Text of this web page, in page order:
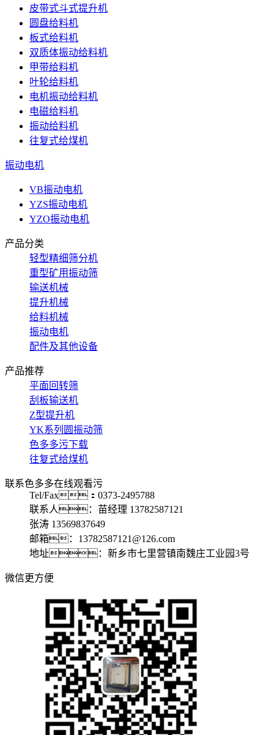
皮带式斗式提升机
圆盘给料机
板式给料机
双质体振动给料机
甲带给料机
叶轮给料机
电机振动给料机
电磁给料机
振动给料机
往复式给煤机
振动电机
VB振动电机
YZS振动电机
YZO振动电机
产品分类
轻型精细筛分机
重型矿用振动筛
输送机械
提升机械
给料机械
振动电机
配件及其他设备
产品推荐
平面回转筛
刮板输送机
Z型提升机
YK系列圆振动筛
色多多污下载
往复式给煤机
联系色多多在线观看污
Tel/Fax：0373-2495788
联系人：苗经理 13782587121
张涛 13569837649
邮箱：13782587121@126.com
地址：新乡市七里营镇南魏庄工业园3号
微信更方便